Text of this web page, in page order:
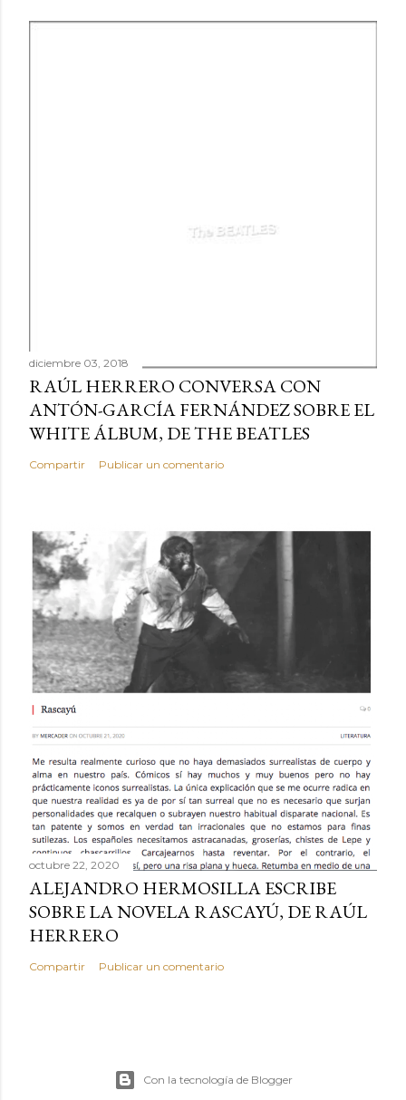
diciembre 03, 2018
RAÚL HERRERO CONVERSA CON
ANTÓN-GARCÍA FERNÁNDEZ SOBRE EL
WHITE ÁLBUM, DE THE BEATLES
Compartir Publicar un comentario
octubre 22, 2020
ALEJANDRO HERMOSILLA ESCRIBE
SOBRE LA NOVELA RASCAYÚ, DE RAÚL
HERRERO
Compartir Publicar un comentario
Con la tecnología de Blogger